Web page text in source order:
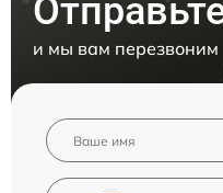
и мы вам перезвоним